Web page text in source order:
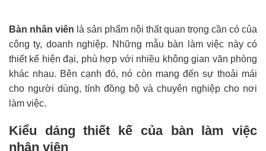
Bàn nhân viên là sản phẩm nội thất quan trọng cần có của
công ty, doanh nghiệp. Những mẫu bàn làm việc này có
thiết kế hiện đại, phù hợp với nhiều không gian văn phòng
khác nhau. Bên cạnh đó, nó còn mang đến sự thoải mái
cho người dùng, tính đồng bộ và chuyên nghiệp cho nơi
làm việc.
Kiểu dáng thiết kế của bàn làm việc
nhân viên